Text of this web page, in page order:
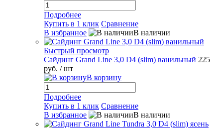
Подробнее
Купить в 1 клик Сравнение
В избранное
В наличии
Быстрый просмотр
Сайдинг Grand Line 3,0 D4 (slim) ванильный 225
руб. / шт
В корзину
Подробнее
Купить в 1 клик Сравнение
В избранное
В наличии